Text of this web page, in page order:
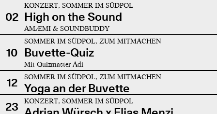
02
KONZERT, SOMMER IM SÜDPOL
High on the Sound
AMÆMI & SOUNDBUDDY
10
SOMMER IM SÜDPOL, ZUM MITMACHEN
Buvette-Quiz
Mit Quizmaster Adi
12 SOMMER IM SÜDPOL, ZUM MITMACHEN
Yoga an der Buvette
23
KONZERT, SOMMER IM SÜDPOL